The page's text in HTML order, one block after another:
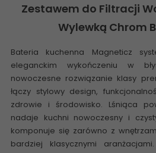
Zestawem do Filtracji
Wylewką Chrom
Bateria kuchenna Magneticz
eleganckim wykończeniu w
nowoczesne rozwiązanie klasy
łączy stylowy design,
zdrowie i środowisko. Lśniąca
nadaje kuchni nowoczesny i
komponuje się zarówno z
bardziej klasycznymi